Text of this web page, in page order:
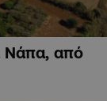
Νάπα, από